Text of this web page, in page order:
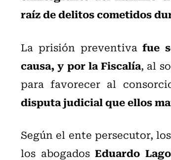
raíz de delitos cometidos
La prisión preventivafue
causa, y por la Fiscalía, al
para favorecer al
disputa judicial que ellos
Según el ente persecutor,
los abogadosEduardo